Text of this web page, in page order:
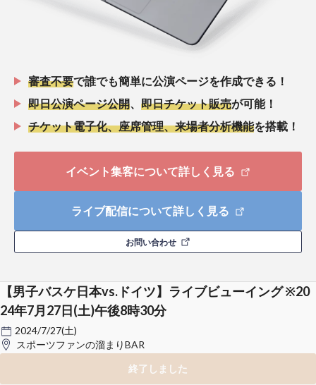
審査不要で誰でも簡単に公演ページを作成できる！
即日公演ページ公開、 即日チケット販売が可能！
チケット電子化、座席管理、来場者分析機能を搭載！
イベント集客について詳しく見る
ライブ配信について詳しく見る
お問い合わせ
【男子バスケ日本vs.ドイツ】ライブビューイング ※20
24年7月27日(土)午後8時30分
2024/7/27(土)
スポーツファンの溜まりBAR
終了しました